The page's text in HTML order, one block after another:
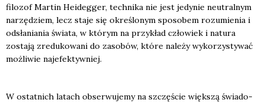
filo­zof Mar­tin Heideg­ger, tech­ni­ka nie jest jedy­nie neu­tral­nym
narzę­dziem, lecz sta­je się okre­ślo­nym spo­so­bem rozu­mie­nia i
odsła­nia­nia świa­ta, w któ­rym na przy­kład czło­wiek i natu­ra
zosta­ją zre­du­ko­wa­ni do zaso­bów, któ­re nale­ży wyko­rzy­sty­wać
moż­li­wie naj­efek­tyw­niej.
W ostat­nich latach obser­wu­je­my na szczę­ście więk­szą świa­do­